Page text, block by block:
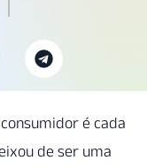
é cada
de ser uma